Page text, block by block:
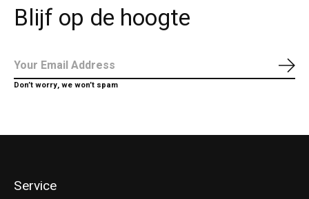
Blijf op de hoogte
Don’t worry, we won’t spam
Service